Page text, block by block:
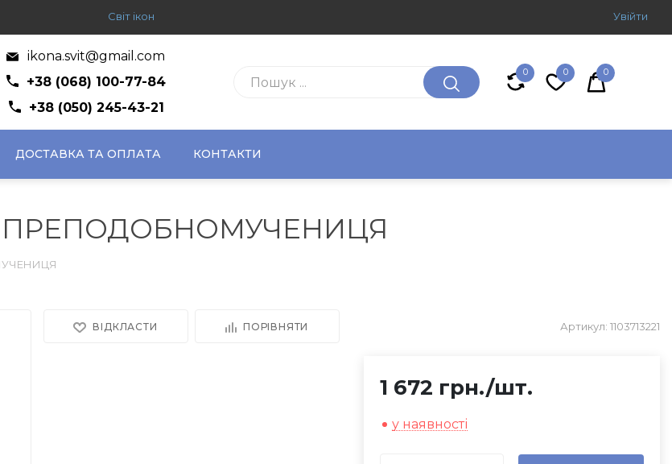
Світ ікон Увiйти
ikona.svit@gmail.com
+38 (068) 100-77-84
+38 (050) 245-43-21
0 0 0
ДОСТАВКА ТА ОПЛАТА КОНТАКТИ
ПРЕПОДОБНОМУЧЕНИЦЯ
ВІДКЛАСТИ ПОРІВНЯТИ Артикул: 1103713221
1 672 грн./шт.
у наявності